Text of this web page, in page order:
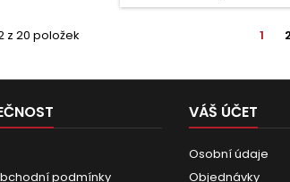
z 20 položek 1 2
podmínky
VÁŠ ÚČET
Osobní údaje
Objednávky